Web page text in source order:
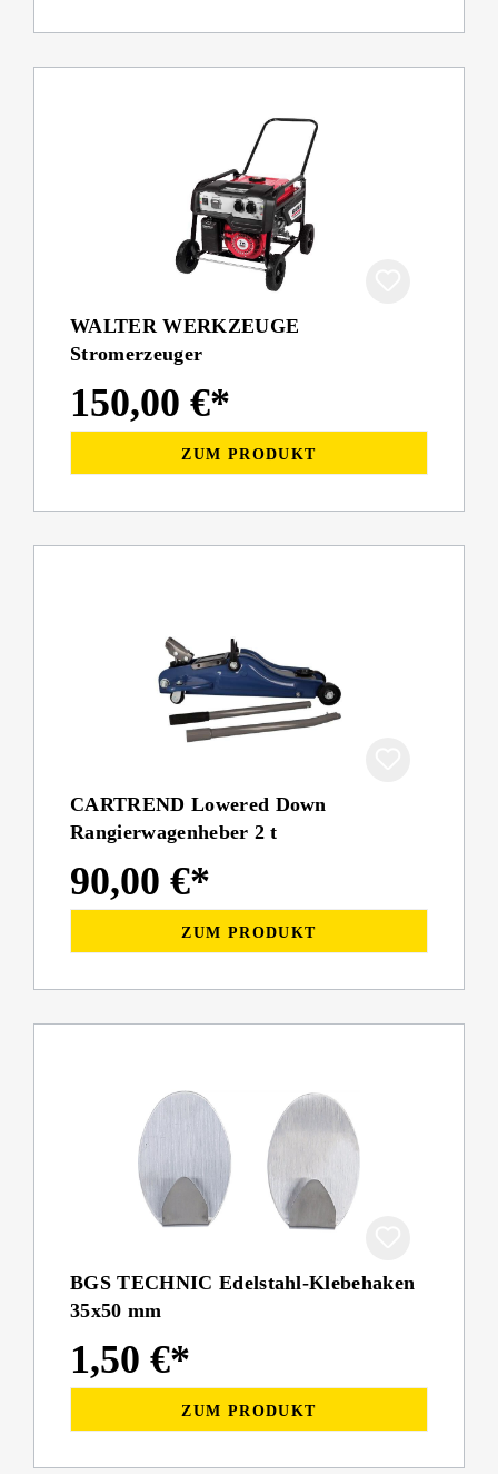
WALTER WERKZEUGE
Stromerzeuger
150,00 €*
ZUM PRODUKT
CARTREND Lowered Down
Rangierwagenheber 2 t
90,00 €*
ZUM PRODUKT
BGS TECHNIC Edelstahl-Klebehaken
35x50 mm
1,50 €*
ZUM PRODUKT